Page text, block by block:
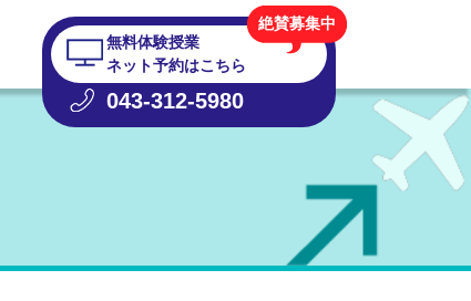
絶賛募集中
無料体験授業
ネット予約はこちら
043-312-5980